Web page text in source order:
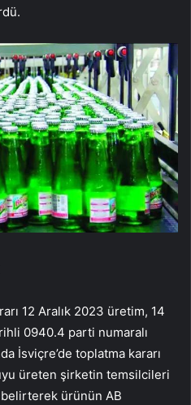
12 Aralık 2023 üretim, 14
0940.4 parti numaralı
İsviçre’de toplatma kararı
üreten şirketin temsilcileri
belirterek ürünün AB